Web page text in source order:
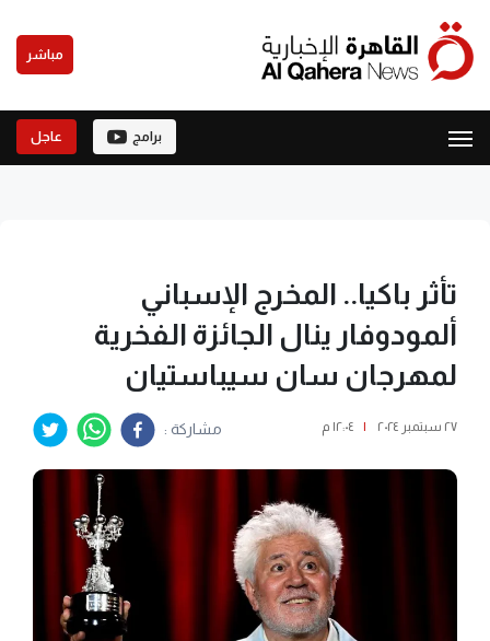
مباشر
برامج عاجل
تأثر باكيا.. المخرج الإسباني
ألمودوفار ينال الجائزة الفخرية
لمهرجان سان سيباستيان
٢٧ سبتمبر ٢٠٢٤ | ١٢:٠٤ م مشاركة :